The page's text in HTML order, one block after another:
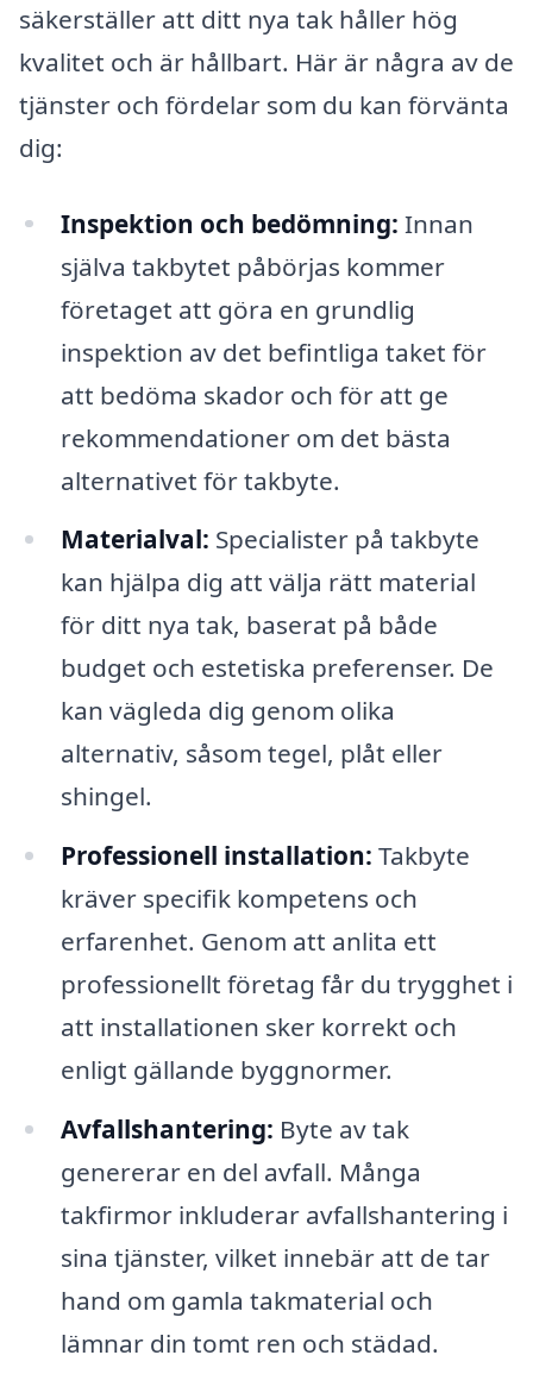
säkerställer att ditt nya tak håller hög
kvalitet och är hållbart. Här är några av de
tjänster och fördelar som du kan förvänta
dig:
Inspektion och bedömning: Innan
själva takbytet påbörjas kommer
företaget att göra en grundlig
inspektion av det befintliga taket för
att bedöma skador och för att ge
rekommendationer om det bästa
alternativet för takbyte.
Materialval: Specialister på takbyte
kan hjälpa dig att välja rätt material
för ditt nya tak, baserat på både
budget och estetiska preferenser. De
kan vägleda dig genom olika
alternativ, såsom tegel, plåt eller
shingel.
Professionell installation: Takbyte
kräver specifik kompetens och
erfarenhet. Genom att anlita ett
professionellt företag får du trygghet i
att installationen sker korrekt och
enligt gällande byggnormer.
Avfallshantering: Byte av tak
genererar en del avfall. Många
takfirmor inkluderar avfallshantering i
sina tjänster, vilket innebär att de tar
hand om gamla takmaterial och
lämnar din tomt ren och städad.